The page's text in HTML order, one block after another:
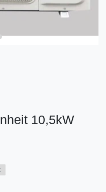
10,5kW